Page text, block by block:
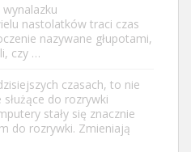
nastolatków traci czas
nazywane głupotami,
czy …
czasach, to nie
do rozrywki
stały się znacznie
do rozrywki. Zmieniają